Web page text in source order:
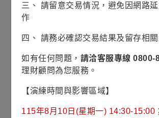
要分成兩大類：受監管的資產和使用者
業等受監管資產，監管機構決定 公司應
取的營收，而收入通常反映公司資產基
金成本、營運費用、稅負，以及資產的
定，因此擁有和經營這些受監管資產的
三、 請留意交易情況，避免因網路
作
四、 請務必確認交易結果及留存相關
如有任何問題， 請洽客服專線 0800-
理財顧問為您服務。
【演練時間與影響區域】
115年8月10日(星期一) 14:30-15:00